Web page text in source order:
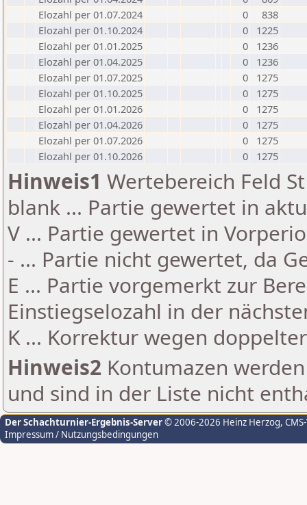
Elozahl per 01.07.2024
0
838
Elozahl per 01.10.2024
0
1225
Elozahl per 01.01.2025
0
1236
Elozahl per 01.04.2025
0
1236
Elozahl per 01.07.2025
0
1275
Elozahl per 01.10.2025
0
1275
Elozahl per 01.01.2026
0
1275
Elozahl per 01.04.2026
0
1275
Elozahl per 01.07.2026
0
1275
Elozahl per 01.10.2026
0 1275
Hinweis1 Wertebereich Feld
blank ... Partie gewertet in
V ... Partie gewertet in
- ... Partie nicht gewertet, da
E ... Partie vorgemerkt zur
Einstiegselozahl in der
K ... Korrektur wegen
Hinweis2 Kontumazen
und sind in der Liste nicht
Der Schachturnier-Ergebnis-Server© 2006-2026 Heinz Herzog,
Impressum / Nutzungsbedingungen